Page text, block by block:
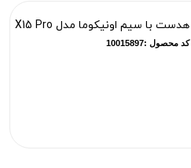
هدست با سیم اونیکوما مدل X15 Pro
کد محصول :10015897